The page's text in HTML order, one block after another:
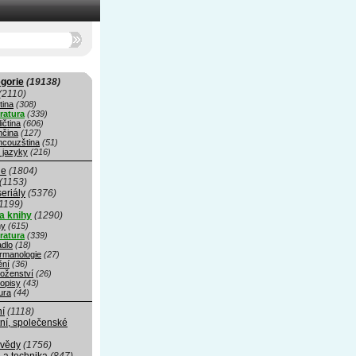
(19138)
(308)
(339)
(606)
(127)
(51)
jazyky (216)
(1804)
(1153)
(5376)
knihy (1290)
(615)
(339)
(18)
(27)
(36)
(26)
(43)
(44)
(1118)
společenské
(1756)